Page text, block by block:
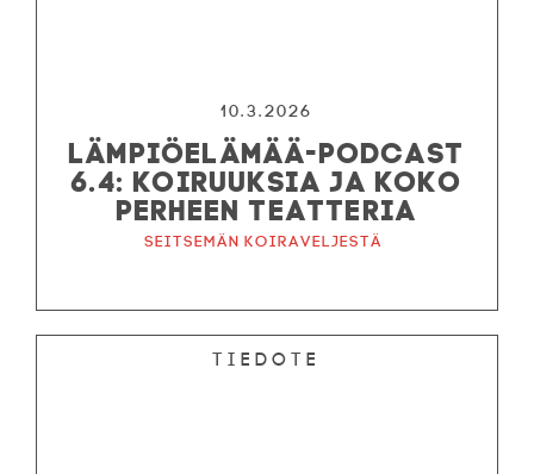
10.3.2026
LÄMPIÖELÄMÄÄ-PODCAST
6.4: KOIRUUKSIA JA KOKO
PERHEEN TEATTERIA
Seitsemän koiraveljestä
Tiedote